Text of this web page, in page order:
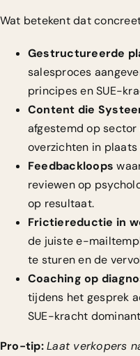
Wat betekent dat
Gestructureerde
salesproces
principes en SUE-
Content die
afgestemd op sector
overzichten in
Feedbackloops
reviewen op
op resultaat.
Frictiereductie in
de juiste e-
te sturen en de
Coaching op
tijdens het gesprek
SUE-kracht
Pro-tip: Laat verkopers